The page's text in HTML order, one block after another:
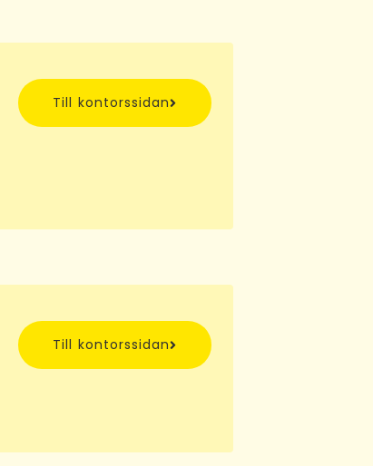
Till kontorssidan
Till kontorssidan